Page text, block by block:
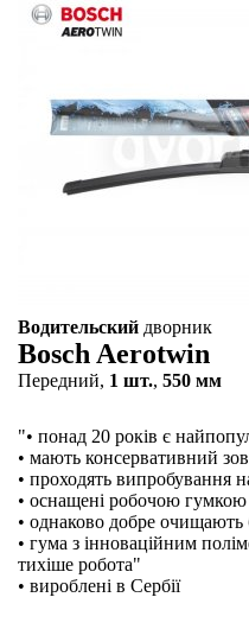
Водительский дворник
Bosch Aerotwin
Передний, 1 шт., 550 мм
"• понад 20 років є
• мають консервативний
• проходять випробування
• оснащені робочою
• однаково добре очищають
• гума з інноваційним
тихіше робота"
• вироблені в Сербії